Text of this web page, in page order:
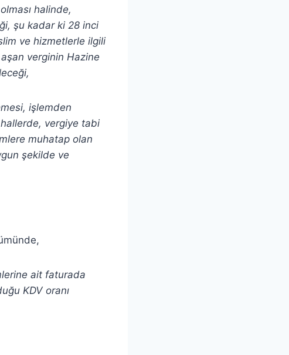
halinde,
şu kadar ki 28 inci
ve hizmetlerle ilgili
verginin Hazine
işlemden
vergiye tabi
muhatap olan
şekilde ve
ait faturada
KDV oranı